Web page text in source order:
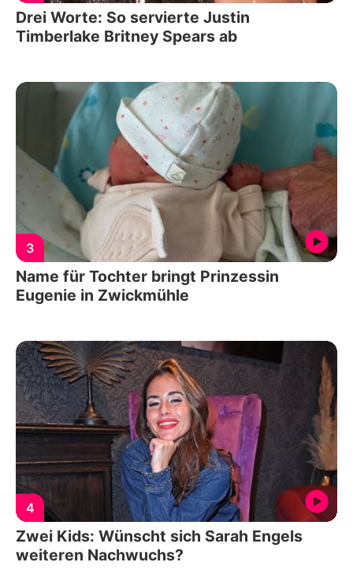
Drei Worte: So servierte Justin
Timberlake Britney Spears ab
3
Name für Tochter bringt Prinzessin
Eugenie in Zwickmühle
4
Zwei Kids: Wünscht sich Sarah Engels
weiteren Nachwuchs?